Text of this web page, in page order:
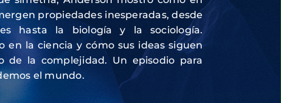
propiedades inesperadas, desde
hasta la biología y la sociología.
en la ciencia y cómo sus ideas siguen
de la complejidad. Un episodio para
el mundo.